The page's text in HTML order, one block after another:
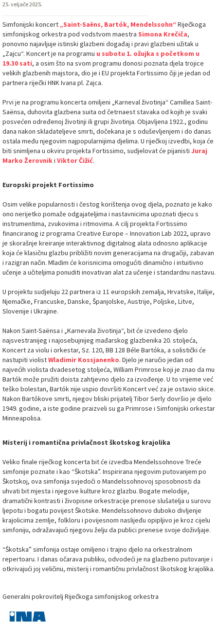
25. veljače 2025.
Simfonijski koncert „Saint-Saëns, Bartók, Mendelssohn“ Riječkoga
simfonijskog orkestra pod vodstvom maestra Simona Krečiča,
ponovno najavljuje istinski glazbeni događaj i pravi glazbeni užitak u
„Zajcu“. Koncert je na programu u subotu 1. ožujka s početkom u
19.30 sati, a osim što na svom programu donosi poznata djela trojice
velikih glazbenih majstora, dio je i EU projekta Fortissimo čiji je jedan od
partnera riječki HNK Ivana pl. Zajca.
Prvi je na programu koncerta omiljeni „Karneval životinja“ Camillea Saint-
Saënsa, duhovita glazbena suita od četrnaest stavaka od kojih je svaki
posvećen određenoj životinji ili grupi životinja. Objavljena 1922., godinu
dana nakon skladateljeve smrti, dočekana je s oduševljenjem i do danas
ostala među njegovim najpopularnijima djelima. U riječkoj izvedbi, koja će
biti snimljena u okviru projekta Fortissimo, sudjelovat će pijanisti Juraj
Marko Žerovniki Viktor Čižić.
Europski projekt Fortissimo
Osim velike popularnosti i čestog korištenja ovog djela, poznato je kako
ono nerijetko pomaže odgajateljima i nastavnicima upoznati djecu s
instrumentima, zvukovima i ritmovima. A cilj projekta Fortissimo
financiranog iz programa Creative Europe – Innovation Lab 2022, upravo
je skorašnje kreiranje interaktivnog digitalnog alata odnosno aplikacije
koja će klasičnu glazbu približiti novim generacijama na drugačiji, zabavan
i razigran način. Mladim će korisnicima omogućiti dinamično i intuitivno
učenje a učiteljima ponuditi inovativan alat za učenje i standardnu nastavu.
U projektu sudjeluju 22 partnera iz 11 europskih zemalja, Hrvatske, Italije,
Njemačke, Francuske, Danske, Španjolske, Austrije, Poljske, Litve,
Slovenije i Ukrajine.
Nakon Saint-Saënsa i „Karnevala životinja“, bit će izvedeno djelo
najsvestranijeg i najosebujnijeg mađarskog glazbenika 20. stoljeća,
Koncert za violu i orkestar, Sz. 120, BB 128 Béle Bartóka, a solistički će
nastupiti violistWladimir Kossjanenko. Djelo je naručio jedan od
najvećih violista dvadesetog stoljeća, William Primrose koji je znao da mu
Bartók može pružiti doista zahtjevno djelo za izvođenje. U to vrijeme već
teško bolestan, Bartók nije uspio dovršiti Koncert već za je ostavio skice.
Nakon Bartókove smrti, njegov bliski prijatelj Tibor Serly dovršio je djelo
1949. godine, a iste godine praizveli su ga Primrose i Simfonijski orkestar
Minneapolisa.
Misterij i romantična privlačnost škotskog krajolika
Veliko finale riječkog koncerta bit će izvedba Mendelssohnove Treće
simfonije poznate i kao “Škotska”. Inspirirana njegovim putovanjem po
Škotskoj, ova simfonija svjedoči o Mandelssohnovoj sposobnosti da
uhvati bit mjesta i njegove kulture kroz glazbu. Bogate melodije,
dramatični kontrasti i živopisne orkestracije prenose slušatelja u surovu
ljepotu i bogatu povijest Škotske. Mendelssohnovo duboko divljenje
krajolicima zemlje, folkloru i povijesnom naslijeđu opipljivo je kroz cijelu
simfoniju, odražavajući njegovu želju da publici prenese svoje doživljaje.
“Škotska” simfonija ostaje omiljeno i trajno djelo na orkestralnom
repertoaru. I danas očarava publiku, odvodeći je na glazbeno putovanje i
otkrivajući joj veličinu, misterij i romantičnu privlačnost škotskog krajolika.
Generalni pokrovitelj Riječkoga simfonijskog orkestra